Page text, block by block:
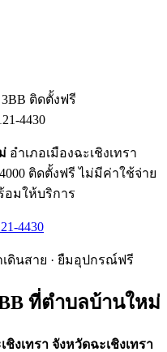
ติดตั้งฟรี
4430
อำเภอเมืองฉะเชิงเทรา
ติดตั้งฟรี ไม่มีค่าใช้จ่าย
อมให้บริการ
4430
เดินสาย · ยืมอุปกรณ์ฟรี
ที่ตำบลบ้านใหม่
งเทรา จังหวัดฉะเชิงเทรา